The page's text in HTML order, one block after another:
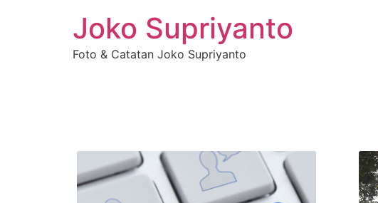
Joko Supriyanto
Foto & Catatan Joko Supriyanto